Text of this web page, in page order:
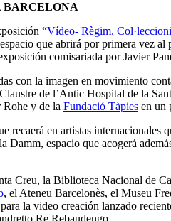
BARCELONA
“Vídeo- Règim.
que abrirá por primera vez
comisariada por Javier
con la imagen en movimiento
de l’Antic Hospital de la
Rohe y de la Fundació Tàpies en un
recaerá en artistas internacionales
espacio que acogerá
Creu, la Biblioteca Nacional de
, el Ateneu Barcelonès, el Museu
la video creación lanzado